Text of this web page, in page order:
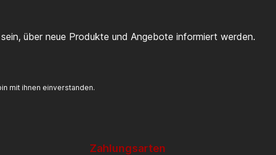
über neue Produkte und Angebote informiert werden.
mit ihnen einverstanden.
Zahlungsarten